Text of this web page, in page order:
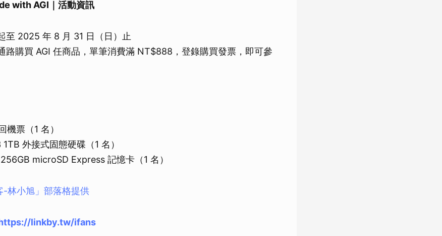
with AGI｜活動資訊
至 2025 年 8 月 31 日（日）止
路購買 AGI 任商品，單筆消費滿 NT$888，登錄購買發票，即可參
機票（1 名）
外接式固態硬碟（1 名）
microSD Express 記憶卡（1 名）
-林小旭」部落格提供
linkby.tw/ifans